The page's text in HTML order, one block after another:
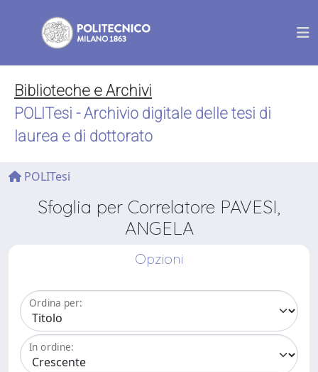
Biblioteche e Archivi
POLITesi - Archivio digitale delle tesi di
laurea e di dottorato
POLITesi
Sfoglia per Correlatore PAVESI,
ANGELA
Opzioni
Ordina per:
In ordine: